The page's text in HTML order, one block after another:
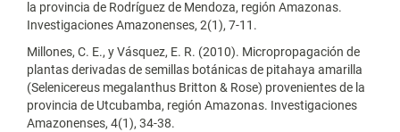
la provincia de Rodríguez de Mendoza, región Amazonas.
Investigaciones Amazonenses, 2(1), 7-11.
Millones, C. E., y Vásquez, E. R. (2010). Micropropagación de
plantas derivadas de semillas botánicas de pitahaya amarilla
(Selenicereus megalanthus Britton & Rose) provenientes de la
provincia de Utcubamba, región Amazonas. Investigaciones
Amazonenses, 4(1), 34-38.